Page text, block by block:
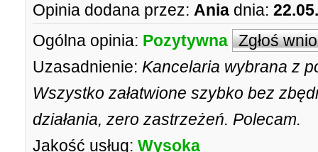
Opinia dodana przez: Ania dnia:
Ogólna opinia: Pozytywna Zgłoś
Uzasadnienie: Kancelaria wybrana z
Wszystko załatwione szybko bez
działania, zero zastrzeżeń. Polecam.
Jakość usług: Wysoka